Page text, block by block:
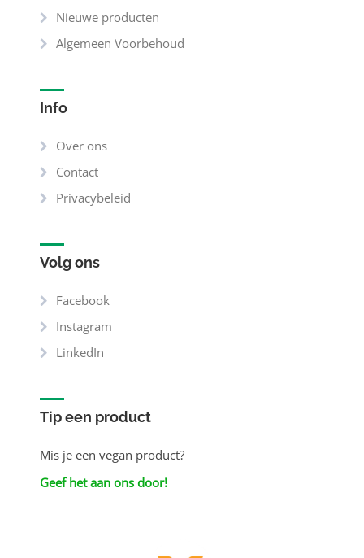
Nieuwe producten
Algemeen Voorbehoud
Info
Over ons
Contact
Privacybeleid
Volg ons
Facebook
Instagram
LinkedIn
Tip een product
Mis je een vegan product?
Geef het aan ons door!